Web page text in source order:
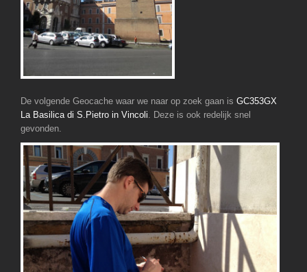
De volgende Geocache waar we naar op zoek gaan is GC353GX
La Basilica di S.Pietro in Vincoli. Deze is ook redelijk snel
gevonden.